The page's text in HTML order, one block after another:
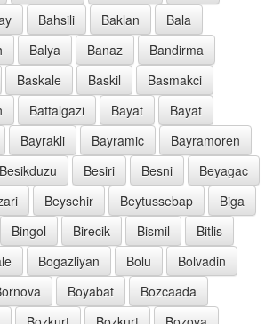
Bahsili Baklan
Bala
Balya Banaz
Bandirma
Baskale Baskil
Basmakci
Battalgazi Bayat
Bayat
Bayrakli Bayramic
Bayramoren
Besikduzu Besiri Besni
Beyagac
Beysehir Beytussebap
Biga
Bingol Birecik Bismil
Bitlis
Bogazliyan Bolu
Bolvadin
Boyabat
Bozcaada